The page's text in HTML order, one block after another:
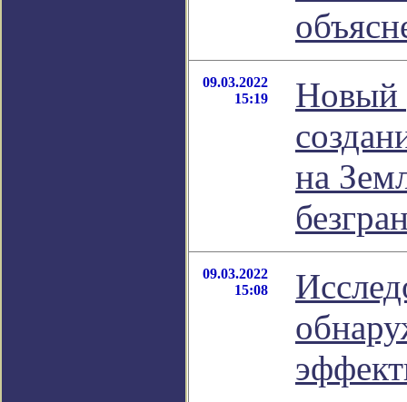
09.03.2022
15:19
Новый
на
09.03.2022
15:08